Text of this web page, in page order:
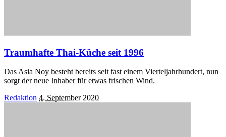
Traumhafte Thai-Küche seit 1996
Das Asia Noy besteht bereits seit fast einem Vierteljahrhundert, nun
sorgt der neue Inhaber für etwas frischen Wind.
Posted
Redaktion 4. September 2020